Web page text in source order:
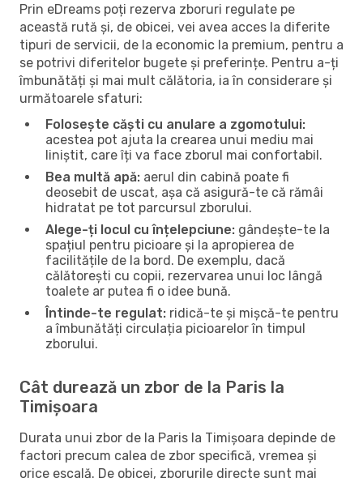
Prin eDreams poți rezerva zboruri regulate pe
această rută și, de obicei, vei avea acces la diferite
tipuri de servicii, de la economic la premium, pentru a
se potrivi diferitelor bugete și preferințe. Pentru a-ți
îmbunătăți și mai mult călătoria, ia în considerare și
următoarele sfaturi:
Folosește căști cu anulare a zgomotului:
acestea pot ajuta la crearea unui mediu mai
liniștit, care îți va face zborul mai confortabil.
Bea multă apă: aerul din cabină poate fi
deosebit de uscat, așa că asigură-te că rămâi
hidratat pe tot parcursul zborului.
Alege-ți locul cu înțelepciune: gândește-te la
spațiul pentru picioare și la apropierea de
facilitățile de la bord. De exemplu, dacă
călătorești cu copii, rezervarea unui loc lângă
toalete ar putea fi o idee bună.
Întinde-te regulat: ridică-te și mișcă-te pentru
a îmbunătăți circulația picioarelor în timpul
zborului.
Cât durează un zbor de la Paris la
Timișoara
Durata unui zbor de la Paris la Timișoara depinde de
factori precum calea de zbor specifică, vremea și
orice escală. De obicei, zborurile directe sunt mai